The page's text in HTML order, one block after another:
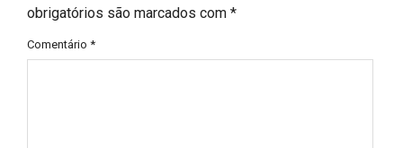
obrigatórios são marcados com *
Comentário *